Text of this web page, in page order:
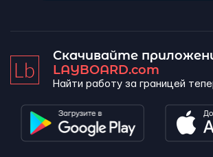
Скачивайте
LAYBOARD.com
Найти работу за границей